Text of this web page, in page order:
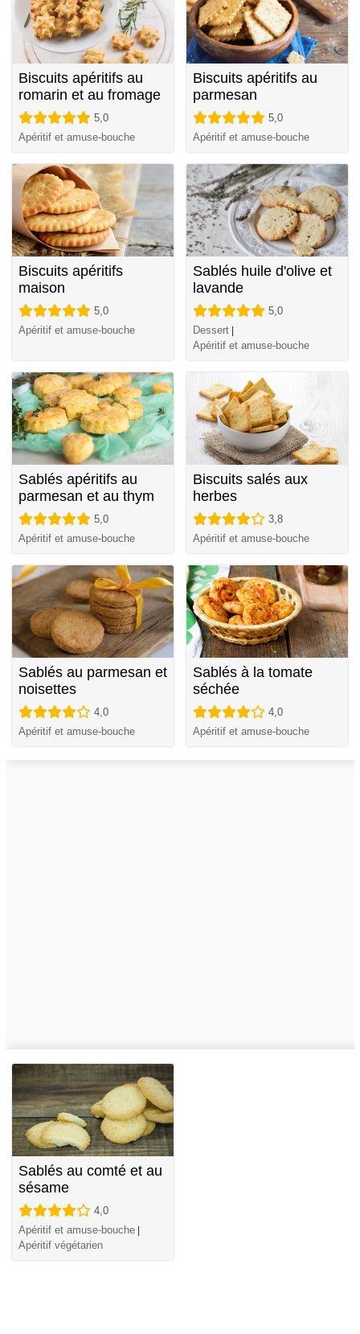
Biscuits apéritifs au
romarin et au fromage
5,0
Apéritif et amuse-bouche
Biscuits apéritifs au
parmesan
5,0
Apéritif et amuse-bouche
Biscuits apéritifs
maison
5,0
Apéritif et amuse-bouche
Sablés huile d'olive et
lavande
5,0
Dessert |
Apéritif et amuse-bouche
Sablés apéritifs au
parmesan et au thym
5,0
Apéritif et amuse-bouche
Biscuits salés aux
herbes
3,8
Apéritif et amuse-bouche
Sablés au parmesan et
noisettes
4,0
Apéritif et amuse-bouche
Sablés à la tomate
séchée
4,0
Apéritif et amuse-bouche
Sablés au comté et au
sésame
4,0
Apéritif et amuse-bouche |
Apéritif végétarien